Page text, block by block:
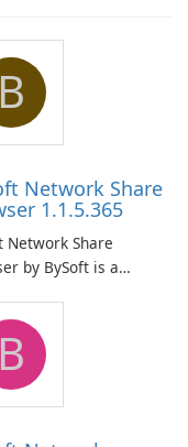
B
Network Share
1.1.5.365
Network Share
by BySoft is a
that allows users
browse and manage
folders on their
B